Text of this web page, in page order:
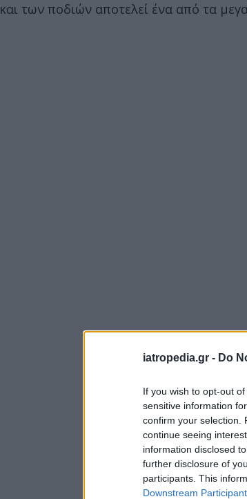
iatropedia.gr - Do
If you wish to opt-out
sensitive information
confirm your selection.
continue seeing
information disclosed
further disclosure of
participants. This
Downstream
και των ποδιών αποτελεί ένα από τα